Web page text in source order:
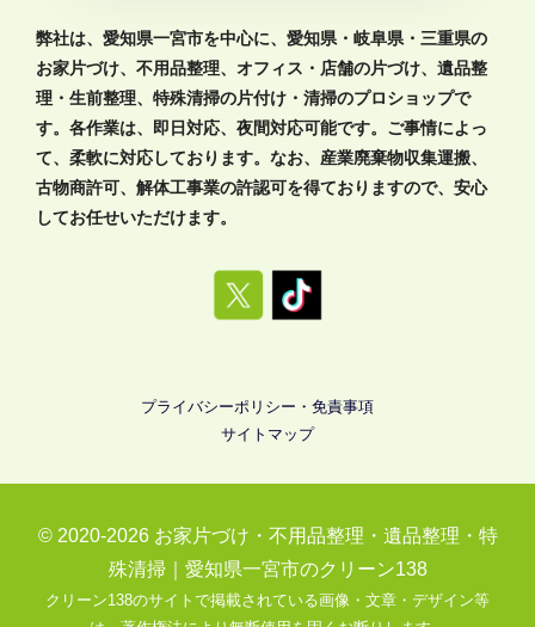
弊社は、愛知県一宮市を中心に、愛知県・岐阜県・三重県の
お家片づけ、不用品整理、オフィス・店舗の片づけ、遺品整
理・生前整理、特殊清掃の片付け・清掃のプロショップで
す。各作業は、即日対応、夜間対応可能です。ご事情によっ
て、柔軟に対応しております。なお、産業廃棄物収集運搬、
古物商許可、解体工事業の許認可を得ておりますので、安心
してお任せいただけます。
プライバシーポリシー・免責事項
サイトマップ
© 2020-2026 お家片づけ・不用品整理・遺品整理・特
殊清掃｜愛知県一宮市のクリーン138
クリーン138のサイトで掲載されている画像・文章・デザイン等